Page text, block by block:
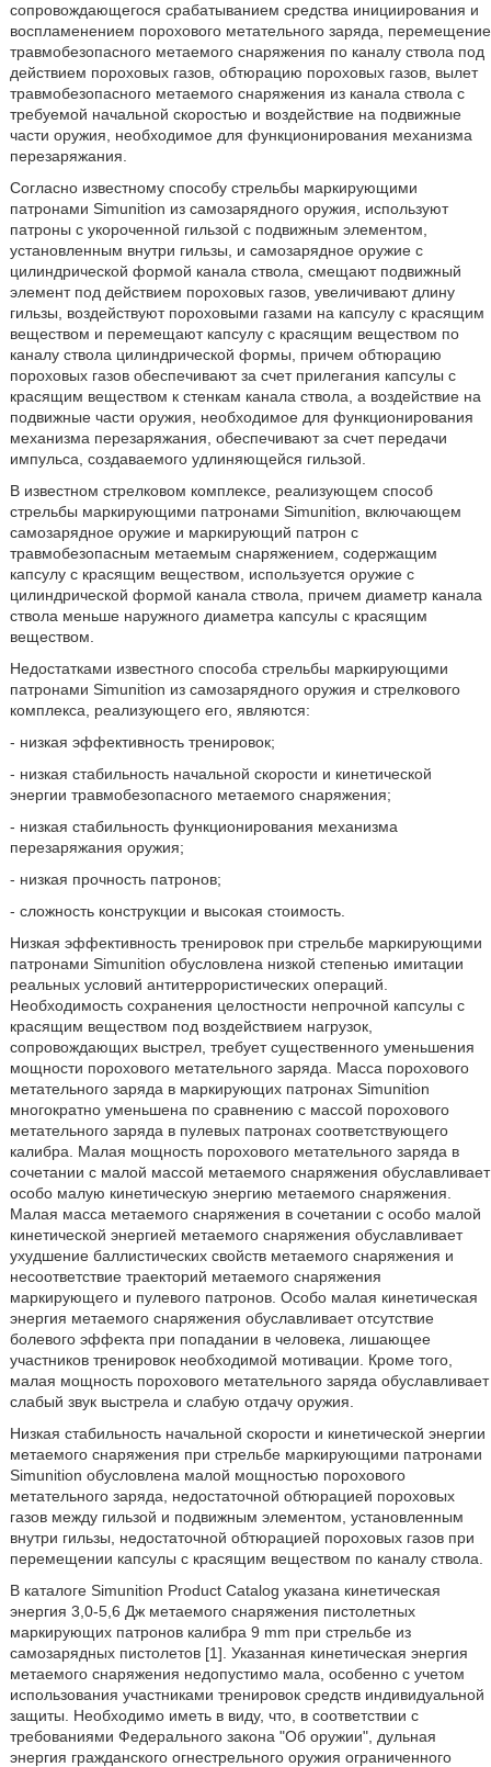
сопровождающегося срабатыванием средства инициирования и
воспламенением порохового метательного заряда, перемещение
травмобезопасного метаемого снаряжения по каналу ствола под
действием пороховых газов, обтюрацию пороховых газов, вылет
травмобезопасного метаемого снаряжения из канала ствола с
требуемой начальной скоростью и воздействие на подвижные
части оружия, необходимое для функционирования механизма
перезаряжания.
Согласно известному способу стрельбы маркирующими
патронами Simunition из самозарядного оружия, используют
патроны с укороченной гильзой с подвижным элементом,
установленным внутри гильзы, и самозарядное оружие с
цилиндрической формой канала ствола, смещают подвижный
элемент под действием пороховых газов, увеличивают длину
гильзы, воздействуют пороховыми газами на капсулу с красящим
веществом и перемещают капсулу с красящим веществом по
каналу ствола цилиндрической формы, причем обтюрацию
пороховых газов обеспечивают за счет прилегания капсулы с
красящим веществом к стенкам канала ствола, а воздействие на
подвижные части оружия, необходимое для функционирования
механизма перезаряжания, обеспечивают за счет передачи
импульса, создаваемого удлиняющейся гильзой.
В известном стрелковом комплексе, реализующем способ
стрельбы маркирующими патронами Simunition, включающем
самозарядное оружие и маркирующий патрон с
травмобезопасным метаемым снаряжением, содержащим
капсулу с красящим веществом, используется оружие с
цилиндрической формой канала ствола, причем диаметр канала
ствола меньше наружного диаметра капсулы с красящим
веществом.
Недостатками известного способа стрельбы маркирующими
патронами Simunition из самозарядного оружия и стрелкового
комплекса, реализующего его, являются:
- низкая эффективность тренировок;
- низкая стабильность начальной скорости и кинетической
энергии травмобезопасного метаемого снаряжения;
- низкая стабильность функционирования механизма
перезаряжания оружия;
- низкая прочность патронов;
- сложность конструкции и высокая стоимость.
Низкая эффективность тренировок при стрельбе маркирующими
патронами Simunition обусловлена низкой степенью имитации
реальных условий антитеррористических операций.
Необходимость сохранения целостности непрочной капсулы с
красящим веществом под воздействием нагрузок,
сопровождающих выстрел, требует существенного уменьшения
мощности порохового метательного заряда. Масса порохового
метательного заряда в маркирующих патронах Simunition
многократно уменьшена по сравнению с массой порохового
метательного заряда в пулевых патронах соответствующего
калибра. Малая мощность порохового метательного заряда в
сочетании с малой массой метаемого снаряжения обуславливает
особо малую кинетическую энергию метаемого снаряжения.
Малая масса метаемого снаряжения в сочетании с особо малой
кинетической энергией метаемого снаряжения обуславливает
ухудшение баллистических свойств метаемого снаряжения и
несоответствие траекторий метаемого снаряжения
маркирующего и пулевого патронов. Особо малая кинетическая
энергия метаемого снаряжения обуславливает отсутствие
болевого эффекта при попадании в человека, лишающее
участников тренировок необходимой мотивации. Кроме того,
малая мощность порохового метательного заряда обуславливает
слабый звук выстрела и слабую отдачу оружия.
Низкая стабильность начальной скорости и кинетической энергии
метаемого снаряжения при стрельбе маркирующими патронами
Simunition обусловлена малой мощностью порохового
метательного заряда, недостаточной обтюрацией пороховых
газов между гильзой и подвижным элементом, установленным
внутри гильзы, недостаточной обтюрацией пороховых газов при
перемещении капсулы с красящим веществом по каналу ствола.
В каталоге Simunition Product Catalog указана кинетическая
энергия 3,0-5,6 Дж метаемого снаряжения пистолетных
маркирующих патронов калибра 9 mm при стрельбе из
самозарядных пистолетов [1]. Указанная кинетическая энергия
метаемого снаряжения недопустимо мала, особенно с учетом
использования участниками тренировок средств индивидуальной
защиты. Необходимо иметь в виду, что, в соответствии с
требованиями Федерального закона "Об оружии", дульная
энергия гражданского огнестрельного оружия ограниченного